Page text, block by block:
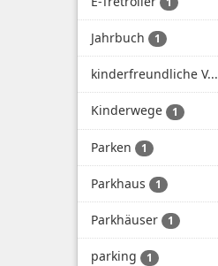
Jahrbuch 1
kinderfreundliche V...
Kinderwege 1
Parken 1
Parkhaus 1
Parkhäuser 1
parking 1